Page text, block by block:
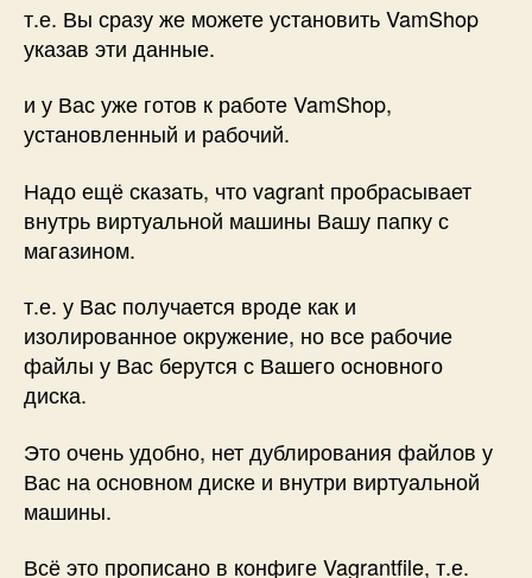
т.е. Вы сразу же можете установить VamShop
указав эти данные.
и у Вас уже готов к работе VamShop,
установленный и рабочий.
Надо ещё сказать, что vagrant пробрасывает
внутрь виртуальной машины Вашу папку с
магазином.
т.е. у Вас получается вроде как и
изолированное окружение, но все рабочие
файлы у Вас берутся с Вашего основного
диска.
Это очень удобно, нет дублирования файлов у
Вас на основном диске и внутри виртуальной
машины.
Всё это прописано в конфиге Vagrantfile, т.е.